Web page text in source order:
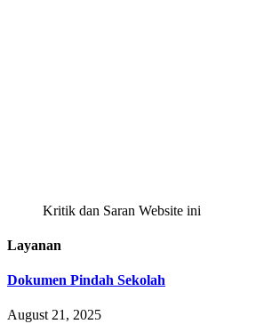
Kritik dan Saran Website ini
Layanan
Dokumen Pindah Sekolah
August 21, 2025